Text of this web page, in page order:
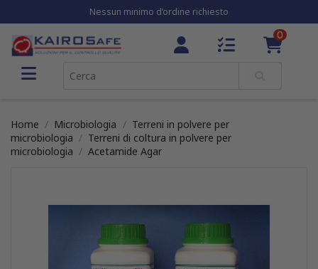
Nessun minimo d’ordine richiesto
0
Home Microbiologia
Terreni in polvere per
microbiologia
Terreni di coltura in polvere per
microbiologia
Acetamide Agar